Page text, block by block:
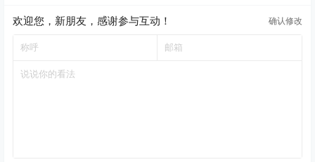
欢迎您，新朋友，感谢参与互动！ 确认修改